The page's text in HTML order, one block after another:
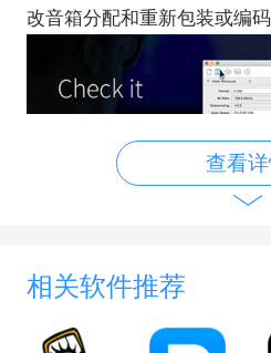
改音箱分配和重新包装或编码
支持选择 iTunes 导出预
查看
相关软件推荐